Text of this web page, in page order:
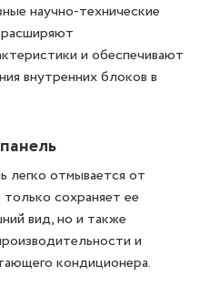
научно-технические
и обеспечивают
внутренних блоков в
легко отмывается от
сохраняет ее
вид, но и также
и
кондиционера.